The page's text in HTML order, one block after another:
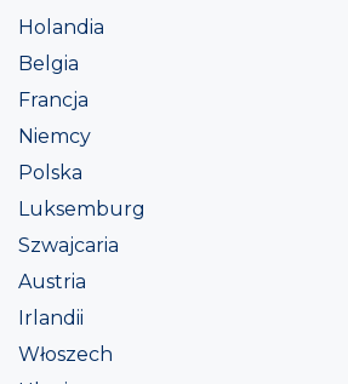
Holandia
Belgia
Francja
Niemcy
Polska
Luksemburg
Szwajcaria
Austria
Irlandii
Włoszech